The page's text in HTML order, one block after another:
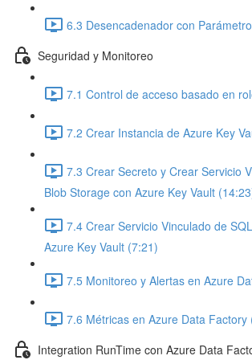
6.3 Desencadenador con
Seguridad y Monitoreo
7.1 Control de acceso basado en
7.2 Crear Instancia de Azure Key
7.3 Crear Secreto y Crear Servicio
Blob Storage con Azure Key Vault
7.4 Crear Servicio Vinculado de
Azure Key Vault (7:21)
7.5 Monitoreo y Alertas en Azure
7.6 Métricas en Azure Data Factory
Integration RunTime con Azure Data